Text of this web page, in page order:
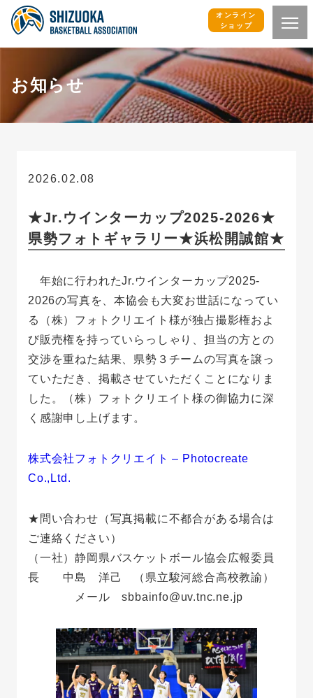
オンライン
ショップ
お知らせ
2026.02.08
★Jr.ウインターカップ2025-2026★
県勢フォトギャラリー★浜松開誠館★
年始に行われたJr.ウインターカップ2025-
2026の写真を、本協会も大変お世話になってい
る（株）フォトクリエイト様が独占撮影権およ
び販売権を持っていらっしゃり、担当の方との
交渉を重ねた結果、県勢３チームの写真を譲っ
ていただき、掲載させていただくことになりま
した。（株）フォトクリエイト様の御協力に深
く感謝申し上げます。
株式会社フォトクリエイト – Photocreate
Co.,Ltd.
★問い合わせ（写真掲載に不都合がある場合は
ご連絡ください）
（一社）静岡県バスケットボール協会広報委員
長 中島 洋己 （県立駿河総合高校教諭）
メール sbbainfo@uv.tnc.ne.jp